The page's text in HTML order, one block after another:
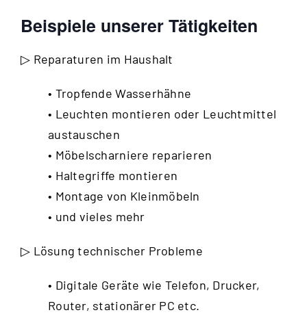
Beispiele unserer Tätigkeiten
▷ Reparaturen im Haushalt
• Tropfende Wasserhähne
• Leuchten montieren oder Leuchtmittel
austauschen
• Möbelscharniere reparieren
• Haltegriffe montieren
• Montage von Kleinmöbeln
• und vieles mehr
▷ Lösung technischer Probleme
• Digitale Geräte wie Telefon, Drucker,
Router, stationärer PC etc.